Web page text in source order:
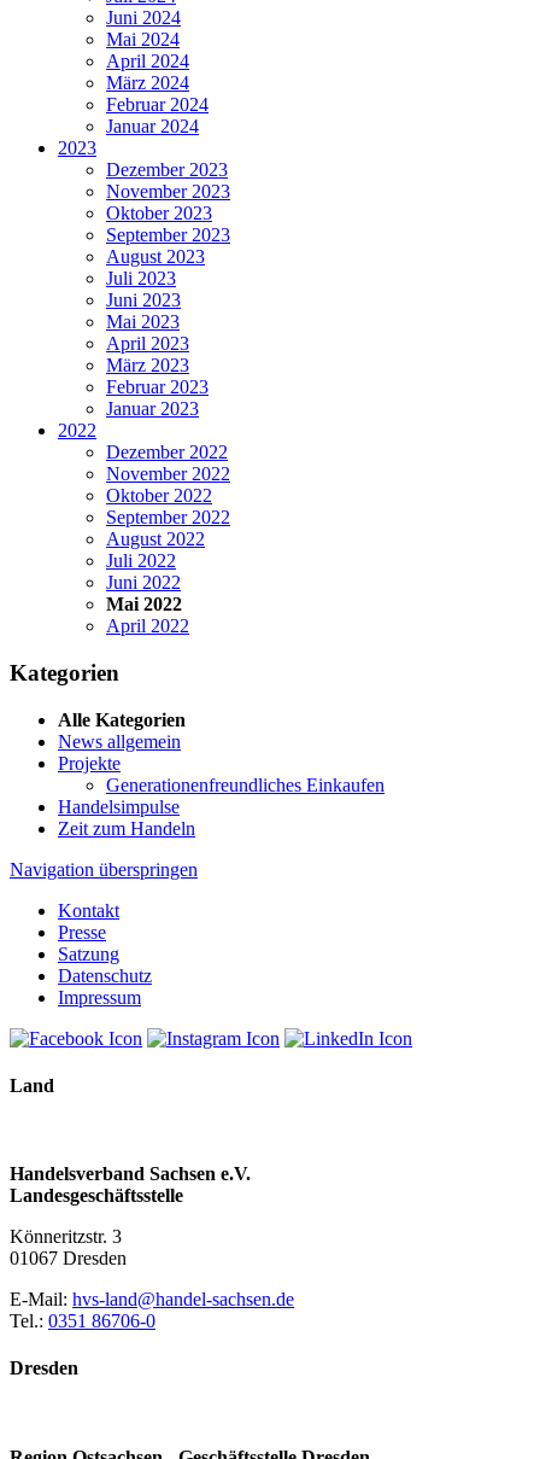
Juni 2024
Mai 2024
April 2024
März 2024
Februar 2024
Januar 2024
2023
Dezember 2023
November 2023
Oktober 2023
September 2023
August 2023
Juli 2023
Juni 2023
Mai 2023
April 2023
März 2023
Februar 2023
Januar 2023
2022
Dezember 2022
November 2022
Oktober 2022
September 2022
August 2022
Juli 2022
Juni 2022
Mai 2022
April 2022
Kategorien
Alle Kategorien
News allgemein
Projekte
Generationenfreundliches Einkaufen
Handelsimpulse
Zeit zum Handeln
Navigation überspringen
Kontakt
Presse
Satzung
Datenschutz
Impressum
Land
Handelsverband Sachsen e.V.
Landesgeschäftsstelle
Könneritzstr. 3
01067 Dresden
E-Mail: hvs-land@handel-sachsen.de
Tel.: 0351 86706-0
Dresden